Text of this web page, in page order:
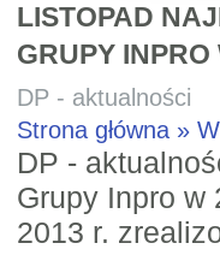
LISTOPAD
GRUPY INPRO
DP - aktualności
Strona główna »
DP -
Grupy Inpro w
2013 r.